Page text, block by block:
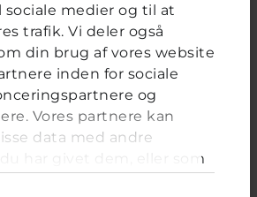
medier og til at
trafik. Vi deler også
din brug af vores website
inden for sociale
og
Vores partnere kan
data med andre
har givet dem, eller som
fra din brug af deres